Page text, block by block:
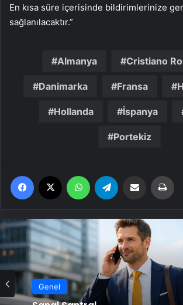
En kısa süre içerisinde bildirimlerinize
sağlanılacaktır.”
Almanya Cristiano
Danimarka Fransa
Hollanda İspanya
Portekiz
Facebook WhatsApp Email'den paylaş
Genel